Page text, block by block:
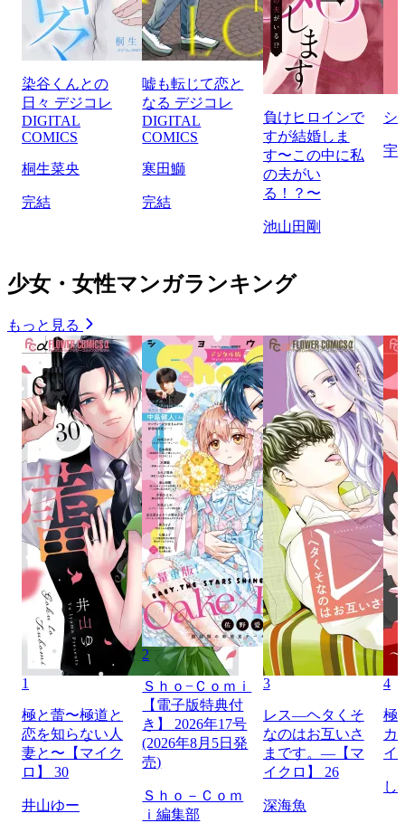
染谷くんとの
日々 デジコレ
DIGITAL
COMICS
桐生菜央
完結
嘘も転じて恋と
なる デジコレ
DIGITAL
COMICS
寒田鰤
完結
負けヒロインで
すが結婚しま
す〜この中に私
の夫がい
る！？〜
池山田剛
シ
宇
少女・女性マンガランキング
もっと見る
1
極と蕾〜極道と
恋を知らない人
妻と〜【マイク
ロ】 30
井山ゆー
2
Ｓｈｏ−Ｃｏｍｉ
【電子版特典付
き】 2026年17号
(2026年8月5日発
売)
Ｓｈｏ－Ｃｏｍ
ｉ編集部
3
レス―ヘタくそ
なのはお互いさ
まです。―【マ
イクロ】 26
深海魚
4
極
カ
イ
し